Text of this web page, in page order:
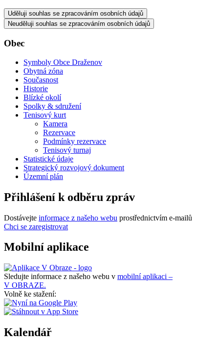
Uděluji souhlas se zpracováním osobních údajů
Neuděluji souhlas se zpracováním osobních údajů
Obec
Symboly Obce Draženov
Obytná zóna
Současnost
Historie
Blízké okolí
Spolky & sdružení
Tenisový kurt
Kamera
Rezervace
Podmínky rezervace
Tenisový turnaj
Statistické údaje
Strategický rozvojový dokument
Územní plán
Přihlášení k odběru zpráv
Dostávejte informace z našeho webu prostřednictvím e-mailů
Chci se zaregistrovat
Mobilní aplikace
Sledujte informace z našeho webu v mobilní aplikaci –
V OBRAZE.
Volně ke stažení:
Kalendář